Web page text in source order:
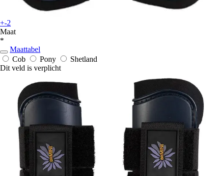
+-2
Maat
*
Maattabel
Cob
Pony
Shetland
Dit veld is verplicht